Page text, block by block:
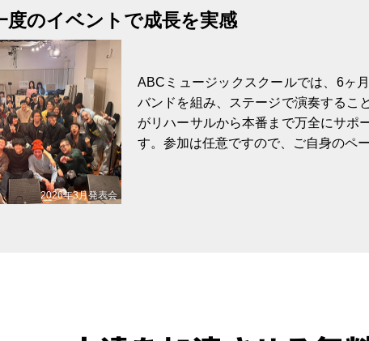
度のイベントで成長を実感
2026年3月発表会
ABCミュージックスクールでは、6ヶ
バンドを組み、ステージで演奏するこ
がリハーサルから本番まで万全にサポ
す。参加は任意ですので、ご自身のペ